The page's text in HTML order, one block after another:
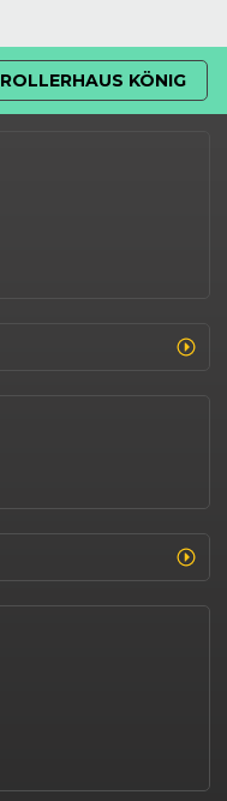
ROLLERHAUS KÖNIG